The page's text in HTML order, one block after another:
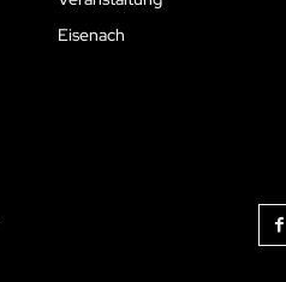
Eisenach